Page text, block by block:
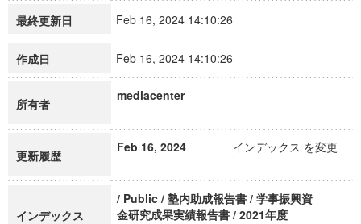
最終更新日 Feb 16, 2024 14:10:26
作成日 Feb 16, 2024 14:10:26
所有者
mediacenter
更新履歴
Feb 16, 2024 インデックス を変更
インデックス
/ Public / 塾内助成報告書 / 学事振興資
金研究成果実績報告書 / 2021年度